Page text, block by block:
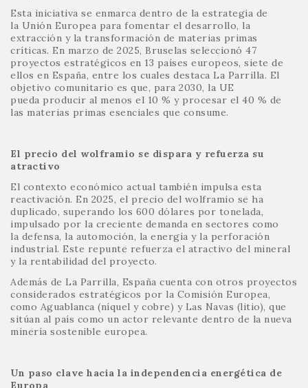
Esta iniciativa se enmarca dentro de la estrategia de
la Unión Europea para fomentar el desarrollo, la
extracción y la transformación de materias primas
críticas. En marzo de 2025, Bruselas seleccionó 47
proyectos estratégicos en 13 países europeos, siete de
ellos en España, entre los cuales destaca La Parrilla. El
objetivo comunitario es que, para 2030, la UE
pueda producir al menos el 10 % y procesar el 40 % de
las materias primas esenciales que consume.
El precio del wolframio se dispara y refuerza su
atractivo
El contexto económico actual también impulsa esta
reactivación. En 2025, el precio del wolframio se ha
duplicado, superando los 600 dólares por tonelada,
impulsado por la creciente demanda en sectores como
la defensa, la automoción, la energía y la perforación
industrial. Este repunte refuerza el atractivo del mineral
y la rentabilidad del proyecto.
Además de La Parrilla, España cuenta con otros proyectos
considerados estratégicos por la Comisión Europea,
como Aguablanca (níquel y cobre) y Las Navas (litio), que
sitúan al país como un actor relevante dentro de la nueva
minería sostenible europea.
Un paso clave hacia la independencia energética de